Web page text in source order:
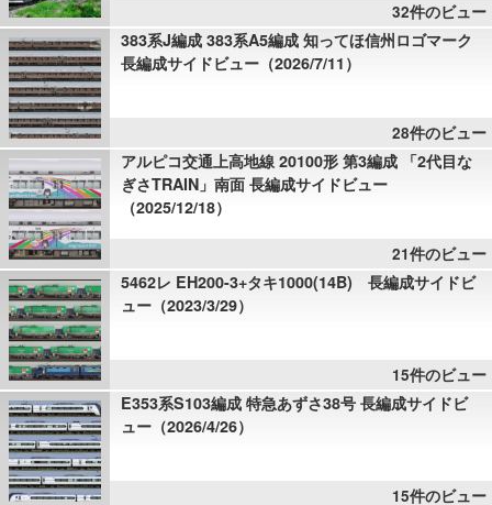
32件のビュー
383系J編成 383系A5編成 知ってほ信州ロゴマーク
長編成サイドビュー（2026/7/11）
28件のビュー
アルピコ交通上高地線 20100形 第3編成 「2代目な
ぎさTRAIN」南面 長編成サイドビュー
（2025/12/18）
21件のビュー
5462レ EH200-3+タキ1000(14B) 長編成サイドビ
ュー（2023/3/29）
15件のビュー
E353系S103編成 特急あずさ38号 長編成サイドビ
ュー（2026/4/26）
15件のビュー